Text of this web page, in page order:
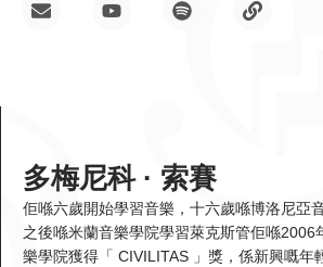
多梅尼科 · 索賽
佢喺六歲開始學習音樂，十六歲喺博洛尼亞
之後喺米蘭音樂學院學習萊克斯管佢喺2006
樂學院獲得「 CIVILITAS 」獎，係新興嘅年